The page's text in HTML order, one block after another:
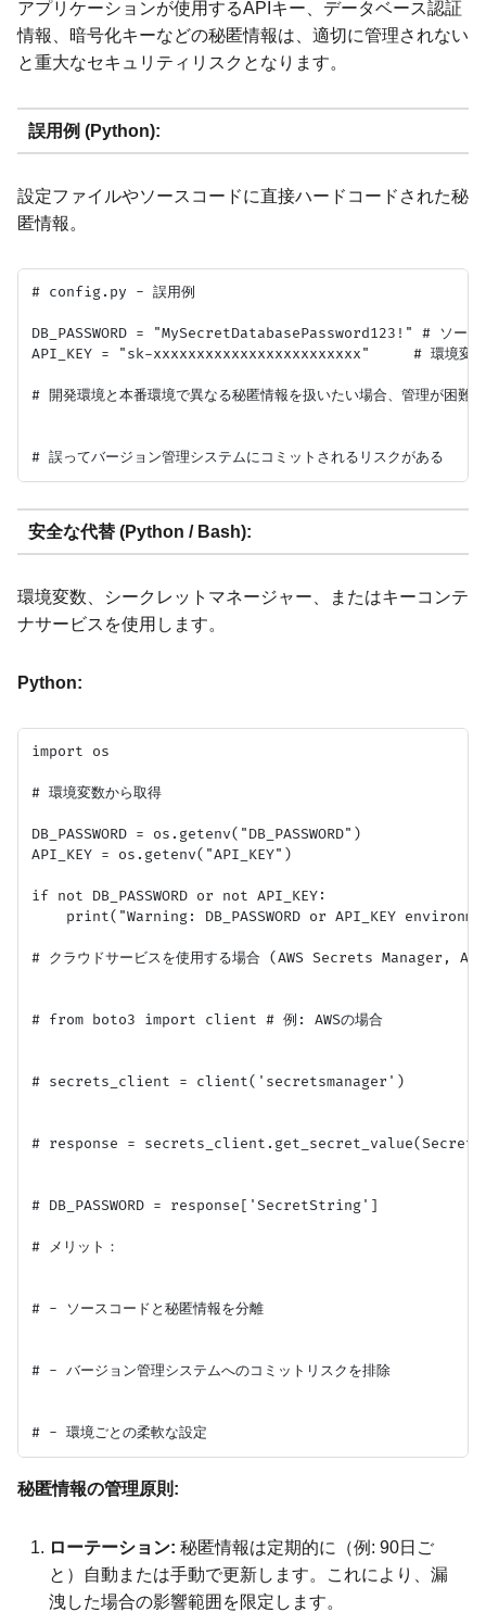
アプリケーションが使用するAPIキー、データベース認証
情報、暗号化キーなどの秘匿情報は、適切に管理されない
と重大なセキュリティリスクとなります。
誤用例 (Python):
設定ファイルやソースコードに直接ハードコードされた秘
匿情報。
# config.py - 誤用例
DB_PASSWORD = "MySecretDatabasePassword123!" # ソース
API_KEY = "sk-xxxxxxxxxxxxxxxxxxxxxxxx"     # 環境変数な
# 開発環境と本番環境で異なる秘匿情報を扱いたい場合、管理が困難
安全な代替 (Python / Bash):
環境変数、シークレットマネージャー、またはキーコンテ
ナサービスを使用します。
Python:
import os
# 環境変数から取得
DB_PASSWORD = os.getenv("DB_PASSWORD")
API_KEY = os.getenv("API_KEY")
if not DB_PASSWORD or not API_KEY:
print("Warning: DB_PASSWORD or API_KEY
# クラウドサービスを使用する場合 (AWS Secrets
# from boto3 import client # 例: AWSの場合
# secrets_client = client('secretsmanager')
# response =
# DB_PASSWORD = response['SecretString']
# メリット：
# - ソースコードと秘匿情報を分離
# - バージョン管理システムへのコミットリスクを排除
秘匿情報の管理原則:
ローテーション: 秘匿情報は定期的に（例: 90日ご
と）自動または手動で更新します。これにより、漏
洩した場合の影響範囲を限定します。